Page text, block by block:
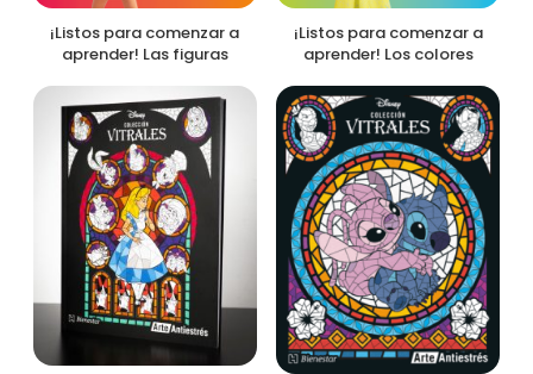
¡Listos para comenzar a
aprender! Las figuras
¡Listos para comenzar a
aprender! Los colores